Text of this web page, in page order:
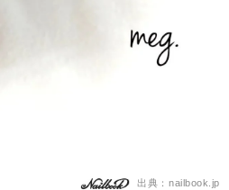
出典：nailbook.jp